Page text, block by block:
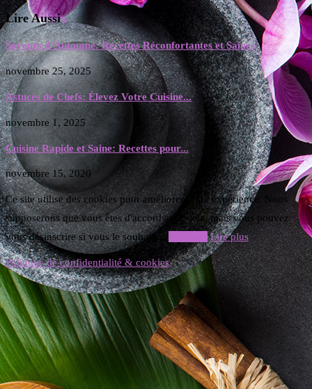
Lire Aussix
Saveurs d’Automne: Recettes Réconfortantes et Saines
novembre 25, 2025
Astuces de Chefs: Élevez Votre Cuisine...
novembre 1, 2025
Cuisine Rapide et Saine: Recettes pour...
novembre 15, 2020
Ce site utilise des cookies pour améliorer votre expérience. Nous
supposerons que vous êtes d'accord avec cela, mais vous pouvez
vous désinscrire si vous le souhaitez.
Lire plus
Politique de confidentialité & cookies